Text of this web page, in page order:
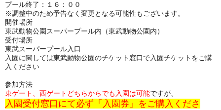
プール終了：１６：００
※調整中のため予告なく変更となる可能性もございます。
開催場所
東武動物公園スーパープール内 （東武動物公園内）
受付場所
東武スーパープール入口
入園に関しては東武動物公園のチケット窓口で入園チケットをご購
入ください
参加方法
東ゲート、西ゲートどちらからでも入園は可能ですが、
入園受付窓口にて必ず「入園券」をご購入くださ